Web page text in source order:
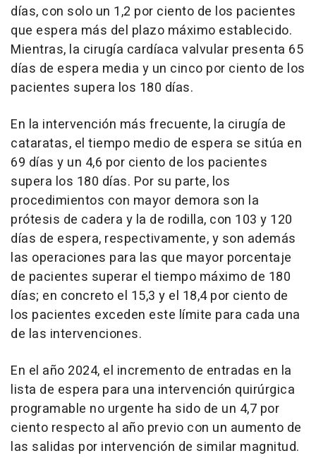
días, con solo un 1,2 por ciento de los pacientes
que espera más del plazo máximo establecido.
Mientras, la cirugía cardíaca valvular presenta 65
días de espera media y un cinco por ciento de los
pacientes supera los 180 días.
En la intervención más frecuente, la cirugía de
cataratas, el tiempo medio de espera se sitúa en
69 días y un 4,6 por ciento de los pacientes
supera los 180 días. Por su parte, los
procedimientos con mayor demora son la
prótesis de cadera y la de rodilla, con 103 y 120
días de espera, respectivamente, y son además
las operaciones para las que mayor porcentaje
de pacientes superar el tiempo máximo de 180
días; en concreto el 15,3 y el 18,4 por ciento de
los pacientes exceden este límite para cada una
de las intervenciones.
En el año 2024, el incremento de entradas en la
lista de espera para una intervención quirúrgica
programable no urgente ha sido de un 4,7 por
ciento respecto al año previo con un aumento de
las salidas por intervención de similar magnitud.